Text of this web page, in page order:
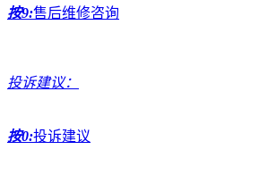
按9:售后维修咨询
投诉建议：
按0:投诉建议